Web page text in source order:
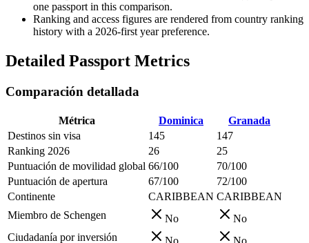
one passport in this comparison.
Ranking and access figures are rendered from country ranking
history with a 2026-first year preference.
Detailed Passport Metrics
Comparación detallada
Métrica Dominica
Granada
Destinos sin visa
145
147
Ranking 2026
26
25
Puntuación de movilidad global 66/100
70/100
Puntuación de apertura
67/100
72/100
Continente
CARIBBEAN CARIBBEAN
Miembro de Schengen
No
No
Ciudadanía por inversión
No No